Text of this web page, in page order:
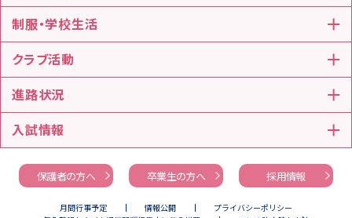
制服・学校生活
クラブ活動
進路状況
入試情報
保護者の方へ 卒業生の方へ 採用情報
月間行事予定 情報公開
プライバシーポリシー